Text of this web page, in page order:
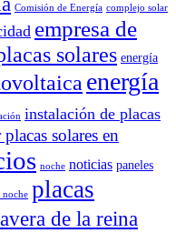
Comisión de Energía complejo solar
empresa de
solares energía
energía
instalación de placas
solares en
noche noticias paneles
noche placas
de la reina